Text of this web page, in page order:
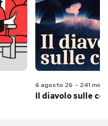
6 agosto 26 - 241 min
Il diavolo sulle